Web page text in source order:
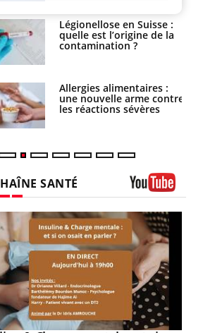
Légionellose en Suisse :
quelle est l’origine de la
contamination ?
Allergies alimentaires :
une nouvelle arme contre
les réactions sévères
SANTÉ